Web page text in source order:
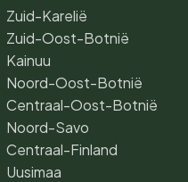
Zuid-Karelië
Zuid-Oost-Botnië
Kainuu
Noord-Oost-Botnië
Centraal-Oost-Botnië
Noord-Savo
Centraal-Finland
Uusimaa